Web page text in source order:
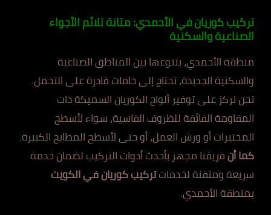
تركيب كوريان في الأحمدي: متانة تلائم الأجواء
الصناعية والسكنية
منطقة الأحمدي، بتنوعها بين المناطق الصناعية
والسكنية الجديدة، تحتاج إلى خامات قادرة على التحمل.
نحن نركز على توفير ألواح الكوريان السميكة ذات
المقاومة الفائقة للظروف القاسية، سواء لأسطح
المختبرات أو ورش العمل، أو حتى لأسطح المطابخ الكبيرة.
كما أنفريقنا مجهز بأحدث أدوات التركيب لضمان خدمة
سريعة ومتقنة لخدماتتركيب كوريان في الكويت
بمنطقة الأحمدي.